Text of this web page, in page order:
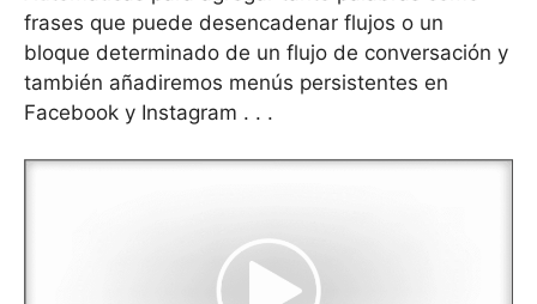
frases que puede desencadenar flujos o un
bloque determinado de un flujo de conversación y
también añadiremos menús persistentes en
Facebook y Instagram . . .